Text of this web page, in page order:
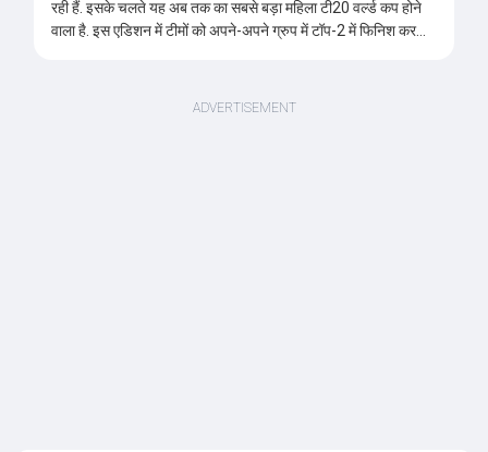
रही हैं. इसके चलते यह अब तक का सबसे बड़ा महिला टी20 वर्ल्ड कप होने
वाला है. इस एडिशन में टीमों को अपने-अपने ग्रुप में टॉप-2 में फिनिश करना
खेला जाएगा. ऐसे में ग्रुप स्टेज में टीमें लगातार जीत दर्ज कर टॉप पर बने रहने